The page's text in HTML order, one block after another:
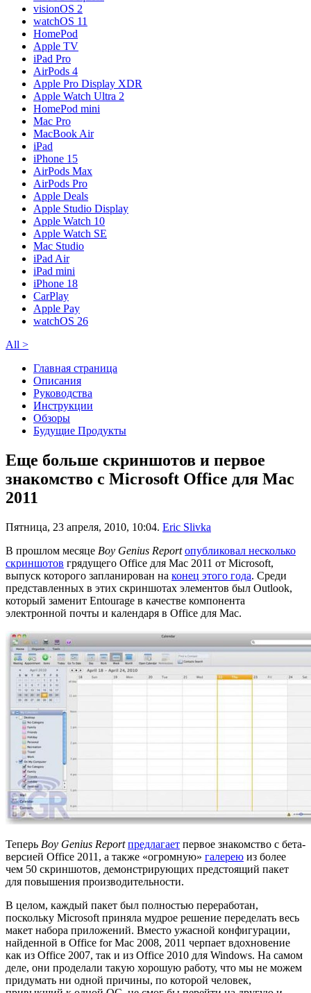
visionOS 2
watchOS 11
HomePod
Apple TV
iPad Pro
AirPods 4
Apple Pro Display XDR
Apple Watch Ultra 2
HomePod mini
Mac Pro
MacBook Air
iPad
iPhone 15
AirPods Max
AirPods Pro
Apple Deals
Apple Studio Display
Apple Watch 10
Apple Watch SE
Mac Studio
iPad Air
iPad mini
iPhone 18
CarPlay
Apple Pay
watchOS 26
All >
Главная страница
Описания
Руководства
Инструкции
Обзоры
Будущие Продукты
Еще больше скриншотов и первое
знакомство с Microsoft Office для Mac
2011
Пятница, 23 апреля, 2010, 10:04. Eric Slivka
В прошлом месяце Boy Genius Report опубликовал несколько
скриншотов грядущего Office для Mac 2011 от Microsoft,
выпуск которого запланирован на конец этого года. Среди
представленных в этих скриншотах элементов был Outlook,
который заменит Entourage в качестве компонента
электронной почты и календаря в Office для Mac.
Теперь Boy Genius Report предлагает первое знакомство с бета-
версией Office 2011, а также «огромную» галерею из более
чем 50 скриншотов, демонстрирующих предстоящий пакет
для повышения производительности.
В целом, каждый пакет был полностью переработан,
поскольку Microsoft приняла мудрое решение переделать весь
макет набора приложений. Вместо ужасной конфигурации,
найденной в Office for Mac 2008, 2011 черпает вдохновение
как из Office 2007, так и из Office 2010 для Windows. На самом
деле, они проделали такую ​​хорошую работу, что мы не можем
придумать ни одной причины, по которой человек,